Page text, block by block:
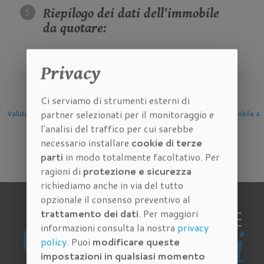
Riepilogo dei dati dell'immobile
da quotare:
Valutazione Immobile a
Firenze
Valutazione Immobile a
Scandicci
Valutazione Immobile
Privacy
Ci serviamo di strumenti esterni di
partner selezionati per il monitoraggio e
l'analisi del traffico per cui sarebbe
necessario installare cookie di terze
parti in modo totalmente facoltativo. Per
ragioni di protezione e sicurezza
richiediamo anche in via del tutto
opzionale il consenso preventivo al
trattamento dei dati. Per maggiori
informazioni consulta la nostra privacy
policy. Puoi modificare queste
impostazioni in qualsiasi momento